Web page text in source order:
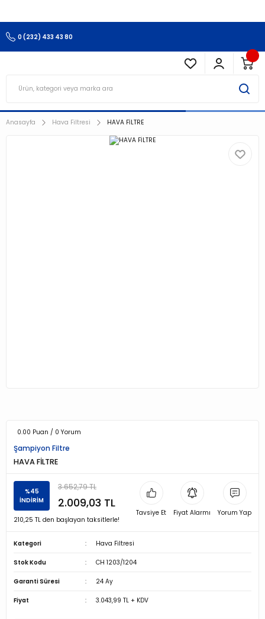
0 (232) 433 43 80
Anasayfa Hava Filtresi HAVA FİLTRE
0.00 Puan / 0 Yorum
Şampiyon Filtre
HAVA FİLTRE
%45
İNDİRİM
3.652,79 TL
2.009,03 TL
210,25 TL den başlayan taksitlerle!
Tavsiye Et Fiyat Alarmı Yorum Yap
Kategori Hava Filtresi
Stok Kodu CH 1203/1204
Garanti Süresi 24 Ay
Fiyat 3.043,99 TL + KDV